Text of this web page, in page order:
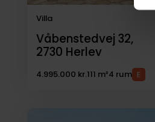
Villa
Våbenstedvej 32,
2730 Herlev
4.995.000 kr.111 m²4 rum